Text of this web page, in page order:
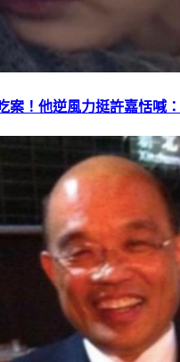
案！他逆風力挺許嘉恬喊